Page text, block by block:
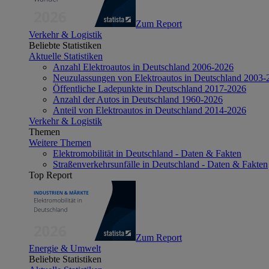
Zum Report
Verkehr & Logistik
Beliebte Statistiken
Aktuelle Statistiken
Anzahl Elektroautos in Deutschland 2006-2026
Neuzulassungen von Elektroautos in Deutschland 2003-
Öffentliche Ladepunkte in Deutschland 2017-2026
Anzahl der Autos in Deutschland 1960-2026
Anteil von Elektroautos in Deutschland 2014-2026
Verkehr & Logistik
Themen
Weitere Themen
Elektromobilität in Deutschland - Daten & Fakten
Straßenverkehrsunfälle in Deutschland - Daten & Fakten
Top Report
Zum Report
Energie & Umwelt
Beliebte Statistiken